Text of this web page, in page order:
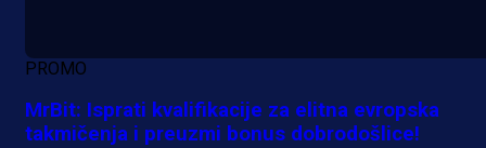
PROMO
MrBit: Isprati kvalifikacije za elitna evropska
takmičenja i preuzmi bonus dobrodošlice!